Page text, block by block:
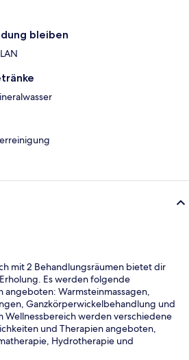
bleiben
mit 2 Behandlungsräumen bietet dir
Es werden folgende
angeboten: Warmsteinmassagen,
Ganzkörperwickelbehandlung und
Wellnessbereich werden verschiedene
und Therapien angeboten,
Hydrotherapie und